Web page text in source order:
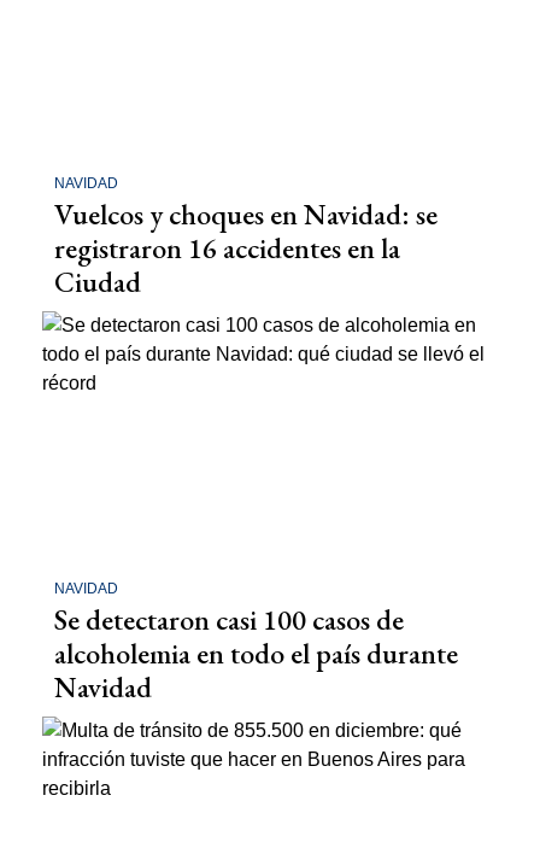
NAVIDAD
Vuelcos y choques en Navidad: se
registraron 16 accidentes en la
Ciudad
NAVIDAD
Se detectaron casi 100 casos de
alcoholemia en todo el país durante
Navidad